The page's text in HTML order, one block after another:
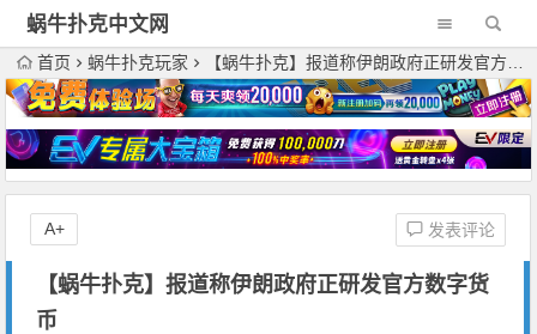
蜗牛扑克中文网
首页 蜗牛扑克玩家 【蜗牛扑克】报道称伊朗政府正研发官方数字货币
【蜗牛扑克】报道称伊朗政府正研发官方数字货
币
发表评论
A+